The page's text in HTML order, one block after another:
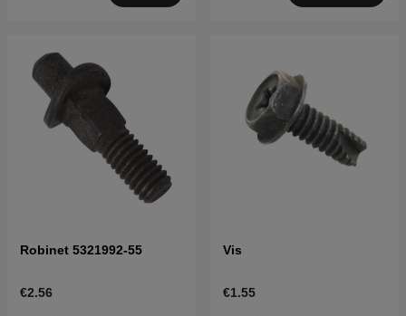
Robinet 5321992-55
€2.56
Vis
€1.55